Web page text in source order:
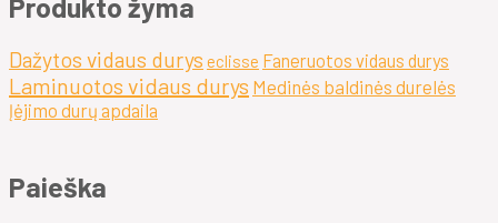
Dažytos vidaus durys eclisse Faneruotos vidaus durys
Laminuotos vidaus durys Medinės baldinės durelės
Įėjimo durų apdaila
Paieška